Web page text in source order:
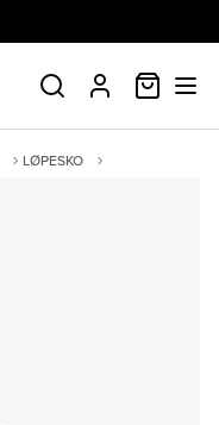
SØK PROFIL
LØPESKO